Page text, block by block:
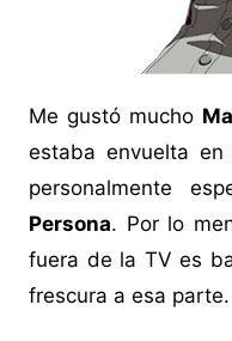
Me gustó mucho
estaba envuelta
personalmente
Persona. Por lo
fuera de la TV es
frescura a esa parte.